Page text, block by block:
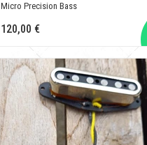
Micro Precision Bass
120,00 €